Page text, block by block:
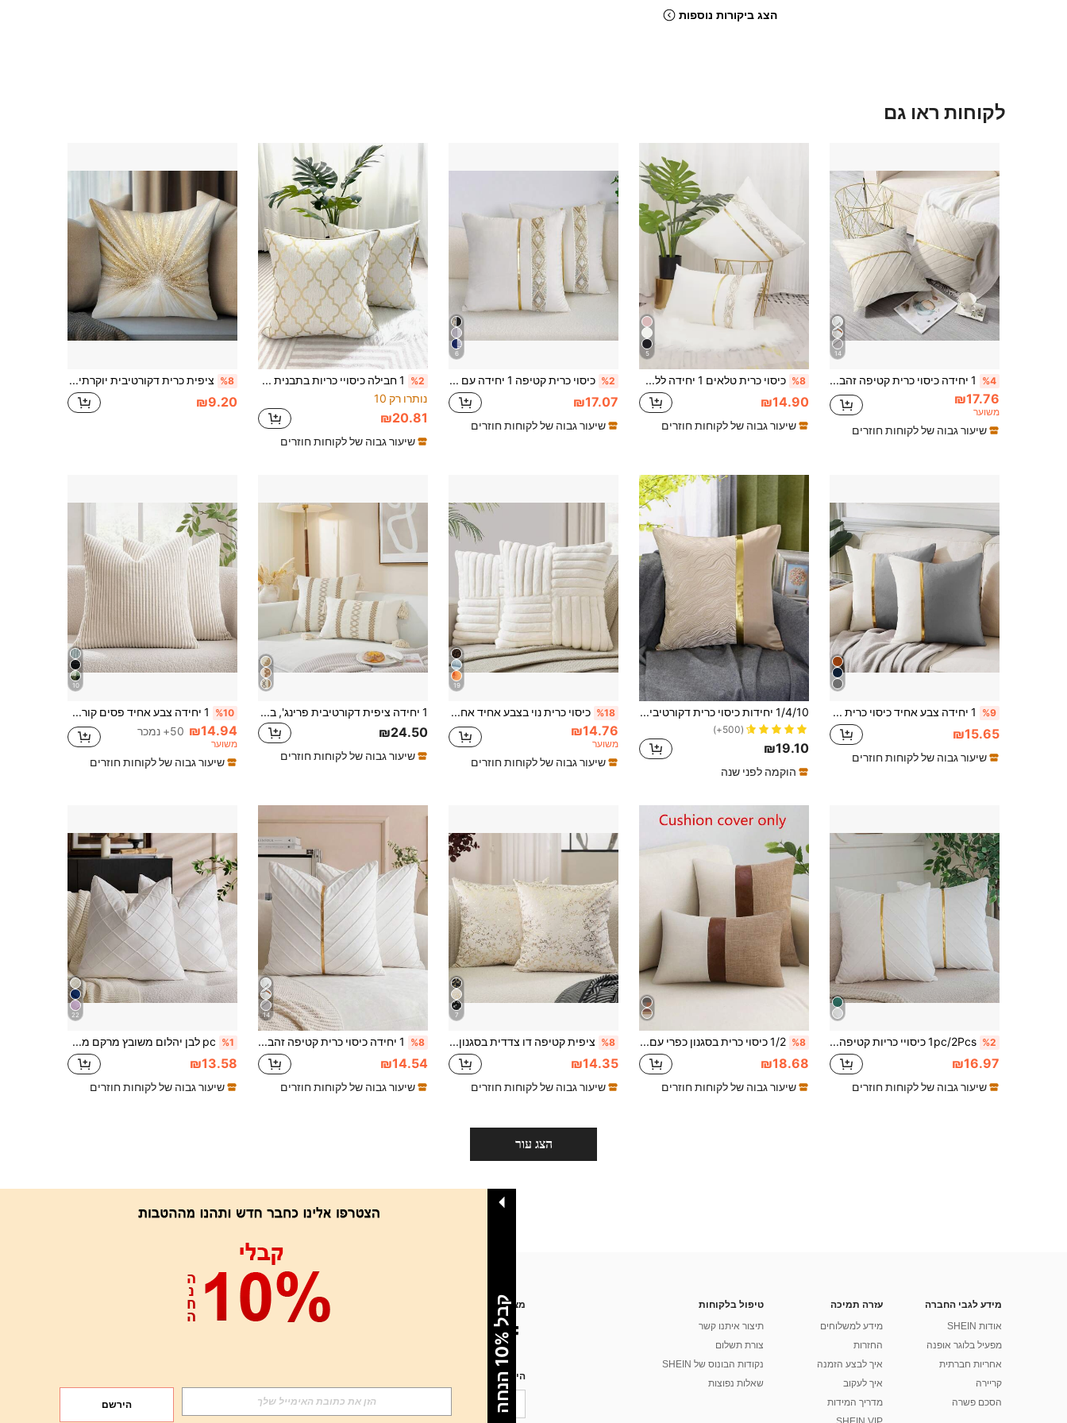
הצג ביקורות נוספות
לקוחות ראו גם
14
%4 1 יחידה כיסוי כרית קטיפה זהב מבריק עם פסים אלכסוניים, כיסוי כרית מרובע, עיטור בית לחגים, בד רך ונוח, דקורטיבי מודרני לספה, לבית, לחדר שינה, לשימוש במעונות
₪17.76
משוער
שיעור גבוה של לקוחות חוזרים
5
%8 כיסוי כרית טלאים 1 יחידה ללא מילוי, כיסוי כרית בד ארוג מודרני לעיצוב הבית
₪14.90
שיעור גבוה של לקוחות חוזרים
6
%2 כיסוי כרית קטיפה 1 יחידה עם עיטורי ריינסטון. כיסוי כרית אופנתי ומודרני מתאים לספה ביתית, מיטת חדר שינה, קישוטי מסיבות וארבע עונות.
₪17.07
שיעור גבוה של לקוחות חוזרים
%2
1 חבילה כיסויי כריות בתבנית גיאומטרית, ללא מילוי, כיסויי כריות לזרוק ביתיים רכים ומתוחים מודרניים
נותרו רק 10
₪20.81
שיעור גבוה של לקוחות חוזרים
%8 ציפית כרית דקורטיבית יוקרתית אחת בצבעי זהב ובז', גודל 17.7*17.7 אינץ', הדפסה דיגיטלית חד-צדדית, עיצוב רוכסן ניתן לכביסה במכונה, מתאים למיטה, ספה, רכב, משרד, מתנה אלגנטית לחג, תוספת כרית אינה כלולה
₪9.20
%9 1 יחידה צבע אחיד כיסוי כרית דקורטיבי מינימליסטי, עיצוב הבית
₪15.65
שיעור גבוה של לקוחות חוזרים
1/4/10 יחידות כיסוי כרית דקורטיבי ספה במרקם שיש פשוט חדש, כיסוי כרית מרובע עם פס ג'קארד מדויק באיכות גבוהה
(500+)
₪19.10
הוקמה לפני שנה
19
%18 כיסוי כרית נוי בצבע אחיד אחד (תוספת כרית לא כלולה), כיסוי בד לכרית, מתאים לספה בסלון
₪14.76
משוער
שיעור גבוה של לקוחות חוזרים
1 יחידה ציפית דקורטיבית פרינג', בסגנון חופשה
₪24.50
שיעור גבוה של לקוחות חוזרים
10
%10 1 יחידה צבע אחיד פסים קורדרוי כיסוי כרית דקורטיבי רך, נרתיק מרובע, עיצוב בית נופש אביב/חורף, בד פסים נעים, עיצוב מודרני לספה, חדר שינה, מעונות
₪14.94 50+ נמכר
משוער
שיעור גבוה של לקוחות חוזרים
%2 1pc/2Pcs כיסויי כריות קטיפה ירוקה לחג המולד 18x18 חבילה של 2 עם ציפית ספה דקורטיבית בצבע ירוק יער מעור זהב כיסוי כרית מודרני יוקרתי לסלון חדר שינה ספת כרית מיטה
₪16.97
שיעור גבוה של לקוחות חוזרים
%8 1/2 כיסוי כרית בסגנון כפרי עם טלאים, כיסוי כרית לספה (תוספת כרית לא כלולה)
₪18.68
שיעור גבוה של לקוחות חוזרים
7
%8 ציפית קטיפה דו צדדית בסגנון הבארוק, הדפסה ללא מילוי. בד הקטיפה מודפס בעבודת יד בנייר כסף משני צידי כיסוי הכרית, מה שהופך את כיסוי הכרית מבריק ומדהים. כיסוי הכרית היפה והרך הזה מתאים לספות, מיטות, מכוניות, כסאות, מושבי חלונות, כסאות אהבה, חדרי מגורים, חדרי שינה, רצפות, ספסלים, משרדים, בתי קפה וכו'.
₪14.35
שיעור גבוה של לקוחות חוזרים
14
%8 1 יחידה כיסוי כרית קטיפה זהב מבריק עם פסים אלכסוניים, נרתיק כרית מרובע, עיטור ביתי לחגים, בד רך ונוח, ספה דקורטיבית מודרנית, לבית, לחדר שינה, לשימוש במעונות
₪14.54
שיעור גבוה של לקוחות חוזרים
22
%1 pc לבן יהלום משובץ מרקם מארג קטיפה רכה נרתיק ללא מילוי
₪13.58
שיעור גבוה של לקוחות חוזרים
הצג עור
מידע לגבי החברה
אודות SHEIN
מפעיל בלוגר אופנה
אחריות חברתית
קריירה
הסכם פשרה
עזרה תמיכה
מידע למשלוחים
החזרות
איך לבצע הזמנה
איך לעקוב
מדריך המידות
טיפול בלקוחות
תיצור איתנו קשר
צורת תשלום
נקודות הבונוס של SHEIN
שאלות נפוצות
מצא אותנו ב אפליקציה
הירשם עבור חדשות הסגנון של SHEIN
הירשם
ק
ב
ל
1
0
%
ה
נ
ח
ה
הירשם